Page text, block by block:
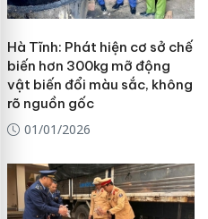
Hà Tĩnh: Phát hiện cơ sở chế
biến hơn 300kg mỡ động
vật biến đổi màu sắc, không
rõ nguồn gốc
01/01/2026